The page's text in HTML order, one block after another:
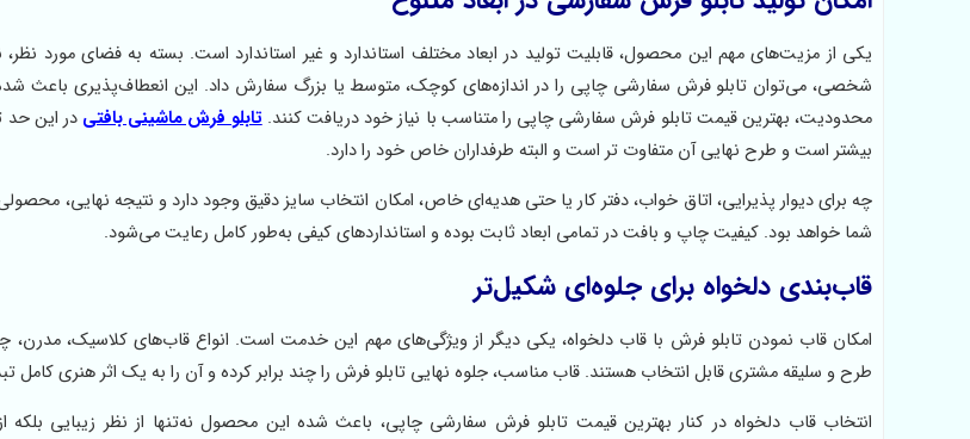
یکی از مزیت‌های مهم این محصول، قابلیت تولید در ابعاد مختلف استاندارد و غیر استاندارد است. بسته به فضای مورد
شخصی، می‌توان تابلو فرش سفارشی چاپی را در اندازه‌های کوچک، متوسط یا بزرگ سفارش داد. این انعطاف‌پذیری باعث شده
محدودیت، بهترین قیمت تابلو فرش سفارشی چاپی را متناسب با نیاز خود دریافت کنند.تابلو فرش ماشینی بافتی در این حد
بیشتر است و طرح نهایی آن متفاوت تر است و البته طرفداران خاص خود را دارد.
چه برای دیوار پذیرایی، اتاق خواب، دفتر کار یا حتی هدیه‌ای خاص، امکان انتخاب سایز دقیق وجود دارد و نتیجه نهایی،
شما خواهد بود. کیفیت چاپ و بافت در تمامی ابعاد ثابت بوده و استانداردهای کیفی به‌طور کامل رعایت می‌شود.
قاب‌بندی دلخواه برای جلوه‌ای شکیل‌تر
امکان قاب نمودن تابلو فرش با قاب دلخواه، یکی دیگر از ویژگی‌های مهم این خدمت است. انواع قاب‌های کلاسیک، مدرن،
طرح و سلیقه مشتری قابل انتخاب هستند. قاب مناسب، جلوه نهایی تابلو فرش را چند برابر کرده و آن را به یک اثر هنری کامل
انتخاب قاب دلخواه در کنار بهترین قیمت تابلو فرش سفارشی چاپی، باعث شده این محصول نه‌تنها از نظر زیبایی بلکه از